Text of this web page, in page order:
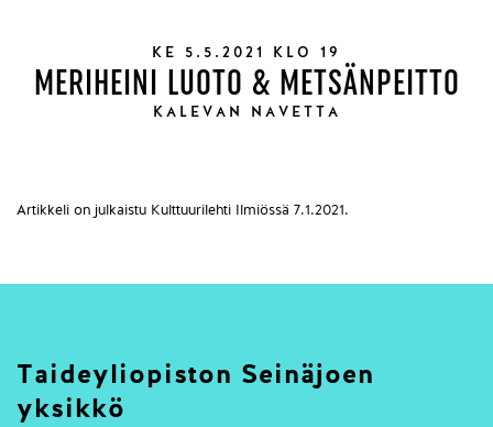
KE 5.5.2021 KLO 19
MERIHEINI LUOTO & METSÄNPEITTO
KALEVAN NAVETTA
Artikkeli on julkaistu Kulttuurilehti Ilmiössä 7.1.2021.
Taideyliopiston Seinäjoen
yksikkö